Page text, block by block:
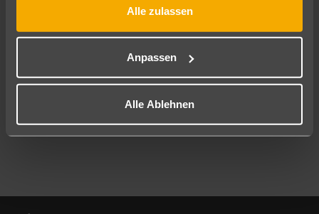
Alle zulassen
Anpassen
Alle Ablehnen
Mehr Filter anzeigen